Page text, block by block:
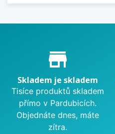
Proč nakupovat u nás?
store_mall_directory
Skladem je skladem
Tisíce produktů skladem
přímo v Pardubicích.
Objednáte dnes, máte
zítra.